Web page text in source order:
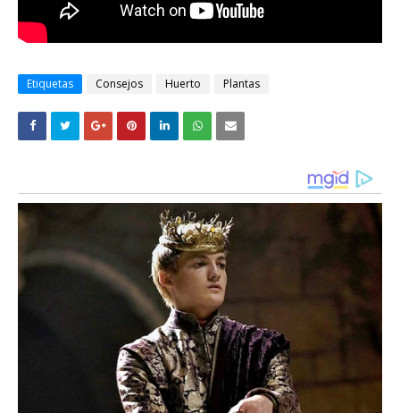
Etiquetas Consejos Huerto Plantas